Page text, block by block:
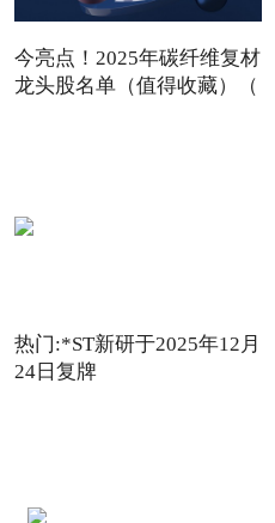
今亮点！2025年碳纤维复材
龙头股名单（值得收藏）（
热门:*ST新研于2025年12月
24日复牌